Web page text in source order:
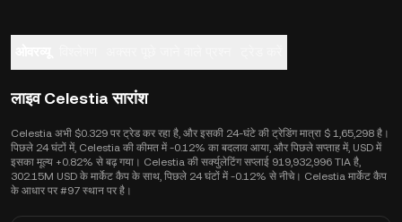
लाइव Celestia सारांश
Celestia अभी $0.329 पर ट्रेड कर रहा है, और इसकी 24-घंटे की ट्रेडिंग मात्रा $ 1,65,298 है।
पिछले 24 घंटों में, Celestia की कीमत में -0.12% का बदलाव आया, और पिछले सप्ताह में, USD में
इसका मूल्य +0.82% से बढ़ गया। Celestia की सर्क्युलेटिंग सप्लाई 919,932,996 TIA है,
302.15M USD के मार्केट कैप के साथ, पिछले 24 घंटों में -0.12% से नीचे। Celestia मार्केट कैप
के आधार पर #97 स्थान पर है।